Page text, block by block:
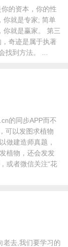
的资本，你的性
你就是专家; 简单
你就是赢家。 第三
奇迹是属于执著
找到方法。 ...
的同步APP而不
可以发图求植物
做建造师真题，
植物，还会发发
或者微信关注“花
老去,我们要学习的